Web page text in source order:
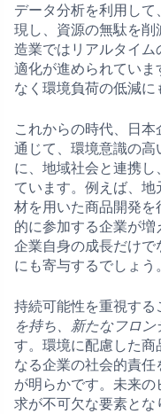
データ分析を利用し
現し、資源の無駄を
造業ではリアルタイ
適化が進められてい
なく環境負荷の低減に
これからの時代、日
通じて、環境意識の高
に、地域社会と連携
ています。例えば、
材を用いた商品開発
的に参加する企業が増
企業自身の成長だけ
にも寄与するでしょう。
持続可能性を重視する
を持ち、新たなフロン
す。環境に配慮した
なる企業の社会的責
が明らかです。未来
求が不可欠な要素と